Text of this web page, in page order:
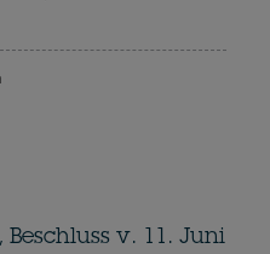
Beschluss v. 11. Juni